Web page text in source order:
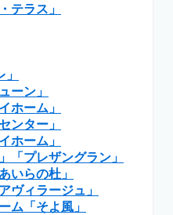
テラス」
ーン」
ホーム」
ンター」
ホーム」
「プレザングラン」
いらの杜」
ヴィラージュ」
ム「そよ風」